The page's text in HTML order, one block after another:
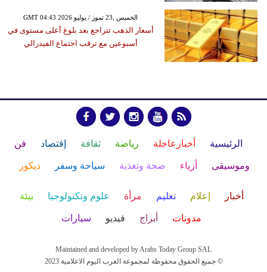
GMT 04:43 2026 الخميس ,23 تموز / يوليو
أسعار الذهب تتراجع بعد بلوغ أعلى مستوى في
أسبوعين مع ترقب اجتماع الفيدرالي
الرئيسية أخبارعاجلة رياضة ثقافة إقتصاد فن
وموسيقى أزياء صحة وتغذية سياحة وسفر ديكور
أخبار إعلام تعليم مرأة علوم وتكنولوجيا بيئة
مدونات أبراج فيديو سيارات
Maintained and developed by Arabs Today Group SAL
جميع الحقوق محفوظة لمجموعة العرب اليوم الاعلامية 2023 ©